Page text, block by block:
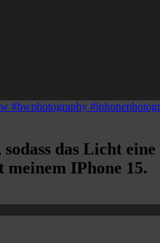
das Licht eine
IPhone 15.